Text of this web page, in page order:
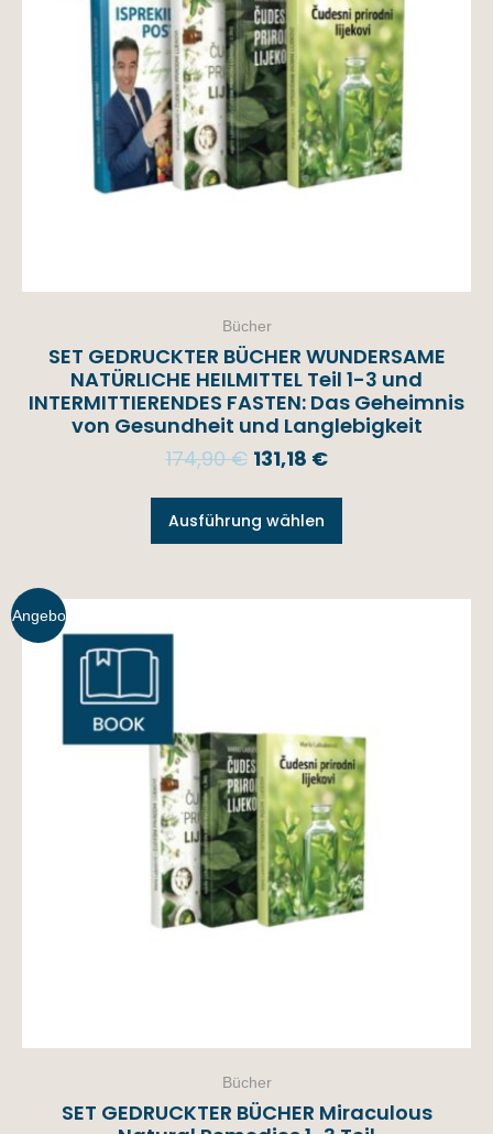
Bücher
SET GEDRUCKTER BÜCHER WUNDERSAME
NATÜRLICHE HEILMITTEL Teil 1-3 und
INTERMITTIERENDES FASTEN: Das Geheimnis
von Gesundheit und Langlebigkeit
174,90€ 131,18 €
Ausführung wählen
Angebo
Bücher
SET GEDRUCKTER BÜCHER Miraculous